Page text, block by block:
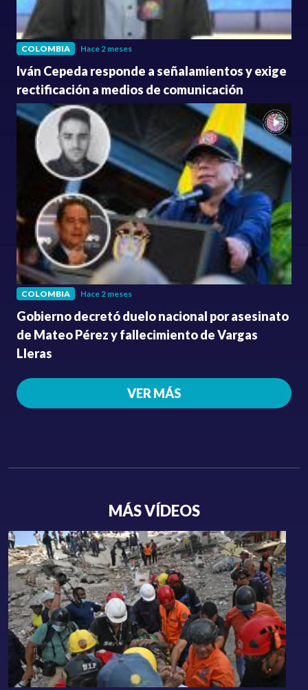
COLOMBIA Hace 2 meses
Iván Cepeda responde a señalamientos y exige
rectificación a medios de comunicación
COLOMBIA Hace 2 meses
Gobierno decretó duelo nacional por asesinato
de Mateo Pérez y fallecimiento de Vargas
Lleras
VER MÁS
MÁS VÍDEOS